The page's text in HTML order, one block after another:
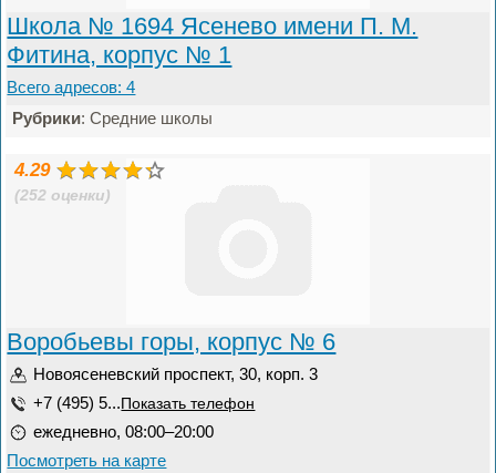
Школа № 1694 Ясенево имени П. М.
Фитина, корпус № 1
Всего адресов: 4
Рубрики: Средние школы
4.29
(252 оценки)
Воробьевы горы, корпус № 6
Новоясеневский проспект, 30, корп. 3
+7 (495) 5... Показать телефон
ежедневно, 08:00–20:00
Посмотреть на карте